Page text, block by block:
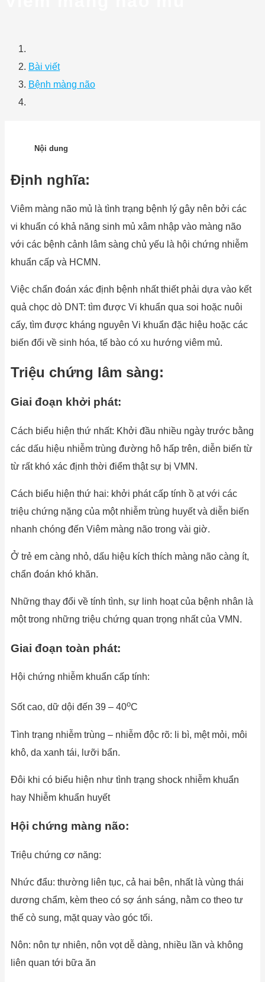
Bài viết
Bệnh màng não
Nội dung
Định nghĩa:
Viêm màng não mủ là tình trạng bệnh lý gây nên bởi các
vi khuẩn có khả năng sinh mủ xâm nhập vào màng não
với các bệnh cảnh lâm sàng chủ yếu là hội chứng nhiễm
khuẩn cấp và HCMN.
Việc chẩn đoán xác định bệnh nhất thiết phải dựa vào kết
quả chọc dò DNT: tìm được Vi khuẩn qua soi hoặc nuôi
cấy, tìm được kháng nguyên Vi khuẩn đặc hiệu hoặc các
biến đổi về sinh hóa, tế bào có xu hướng viêm mủ.
Triệu chứng lâm sàng:
Giai đoạn khởi phát:
Cách biểu hiện thứ nhất: Khởi đầu nhiều ngày trước bằng
các dấu hiệu nhiễm trùng đường hô hấp trên, diễn biến từ
từ rất khó xác định thời điểm thật sự bị VMN.
Cách biểu hiện thứ hai: khởi phát cấp tính ồ ạt với các
triệu chứng nặng của một nhiễm trùng huyết và diễn biến
nhanh chóng đến Viêm màng não trong vài giờ.
Ở trẻ em càng nhỏ, dấu hiệu kích thích màng não càng ít,
chẩn đoán khó khăn.
Những thay đổi về tính tình, sự linh hoạt của bệnh nhân là
một trong những triệu chứng quan trọng nhất của VMN.
Giai đoạn toàn phát:
Hội chứng nhiễm khuẩn cấp tính:
Sốt cao, dữ dội đến 39 – 40oC
Tình trạng nhiễm trùng – nhiễm độc rõ: li bì, mệt mỏi, môi
khô, da xanh tái, lưỡi bẩn.
Đôi khi có biểu hiện như tình trạng shock nhiễm khuẩn
hay Nhiễm khuẩn huyết
Hội chứng màng não:
Triệu chứng cơ năng:
Nhức đẩu: thường liên tục, cả hai bên, nhất là vùng thái
dương chẩm, kèm theo có sợ ánh sáng, nằm co theo tư
thế cò sung, mặt quay vào góc tối.
Nôn: nôn tự nhiên, nôn vọt dễ dàng, nhiều lần và không
liên quan tới bữa ăn